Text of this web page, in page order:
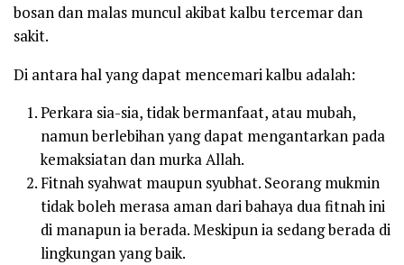
bosan dan malas muncul akibat kalbu tercemar dan
sakit.
Di antara hal yang dapat mencemari kalbu adalah:
Perkara sia-sia, tidak bermanfaat, atau mubah,
namun berlebihan yang dapat mengantarkan pada
kemaksiatan dan murka Allah.
Fitnah syahwat maupun syubhat. Seorang mukmin
tidak boleh merasa aman dari bahaya dua fitnah ini
di manapun ia berada. Meskipun ia sedang berada di
lingkungan yang baik.